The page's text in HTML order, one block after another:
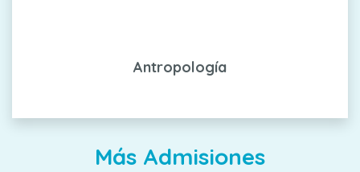
Antropología
Más Admisiones